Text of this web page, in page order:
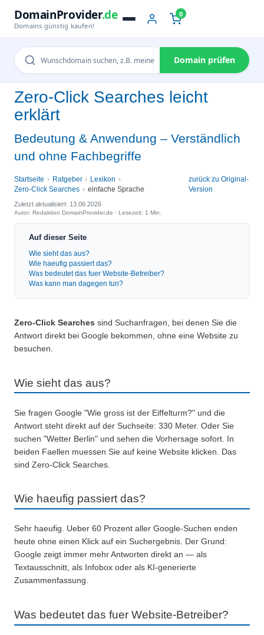
DomainProvider.de
Domains günstig kaufen!
0
Domain prüfen
Zero-Click Searches leicht
erklärt
Bedeutung & Anwendung – Verständlich
und ohne Fachbegriffe
Startseite Ratgeber
Lexikon
Zero-Click Searches
einfache Sprache
zurück zu Original-
Version
Zuletzt aktualisiert: 13.06.2026
Autor: Redaktion DomainProvider.de · Lesezeit: 1 Min.
Auf dieser Seite
Wie sieht das aus?
Wie haeufig passiert das?
Was bedeutet das fuer Website-Betreiber?
Was kann man dagegen tun?
Zero-Click Searches sind Suchanfragen, bei denen Sie die
Antwort direkt bei Google bekommen, ohne eine Website zu
besuchen.
Wie sieht das aus?
Sie fragen Google "Wie gross ist der Eiffelturm?" und die
Antwort steht direkt auf der Suchseite: 330 Meter. Oder Sie
suchen "Wetter Berlin" und sehen die Vorhersage sofort. In
beiden Faellen muessen Sie auf keine Website klicken. Das
sind Zero-Click Searches.
Wie haeufig passiert das?
Sehr haeufig. Ueber 60 Prozent aller Google-Suchen enden
heute ohne einen Klick auf ein Suchergebnis. Der Grund:
Google zeigt immer mehr Antworten direkt an — als
Textausschnitt, als Infobox oder als KI-generierte
Zusammenfassung.
Was bedeutet das fuer Website-Betreiber?